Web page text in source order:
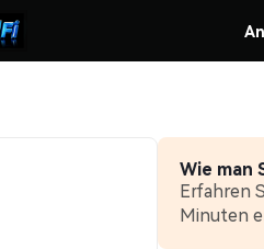
Wie man
Erfahren
Minuten